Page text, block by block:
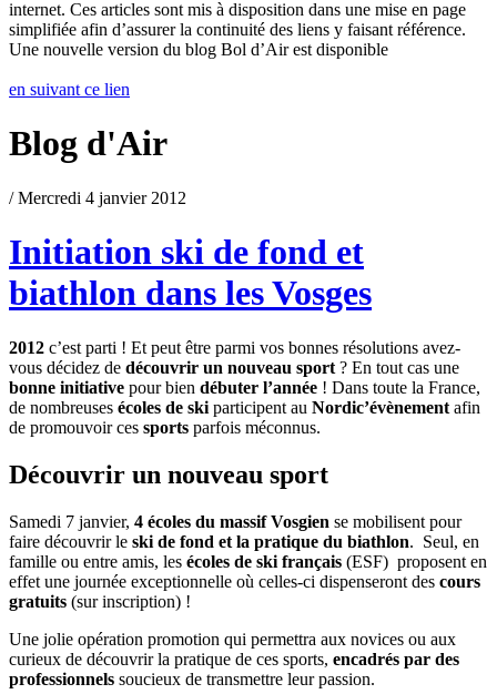
internet. Ces articles sont mis à disposition dans une mise en page
simplifiée afin d’assurer la continuité des liens y faisant référence.
Une nouvelle version du blog Bol d’Air est disponible
en suivant ce lien
Blog d'Air
/ Mercredi 4 janvier 2012
Initiation ski de fond et
biathlon dans les Vosges
2012 c’est parti ! Et peut être parmi vos bonnes résolutions avez-
vous décidez de découvrir un nouveau sport ? En tout cas une
bonne initiative pour bien débuter l’année ! Dans toute la France,
de nombreuses écoles de ski participent au Nordic’évènement afin
de promouvoir ces sports parfois méconnus.
Découvrir un nouveau sport
Samedi 7 janvier, 4 écoles du massif Vosgien se mobilisent pour
faire découvrir le ski de fond et la pratique du biathlon. Seul, en
famille ou entre amis, les écoles de ski français (ESF) proposent en
effet une journée exceptionnelle où celles-ci dispenseront des cours
gratuits (sur inscription) !
Une jolie opération promotion qui permettra aux novices ou aux
curieux de découvrir la pratique de ces sports, encadrés par des
professionnels soucieux de transmettre leur passion.